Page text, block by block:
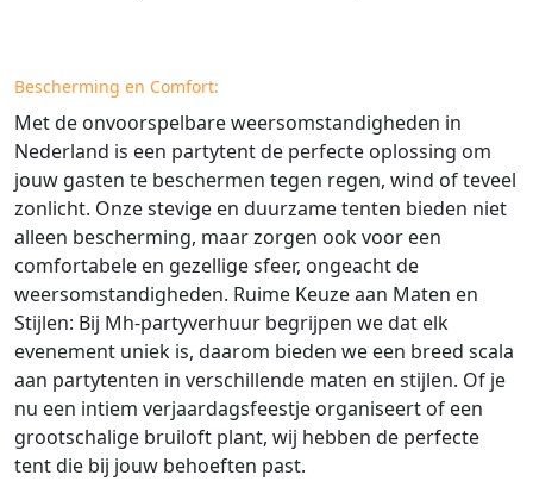
Bescherming en Comfort:
Met de onvoorspelbare weersomstandigheden in
Nederland is een partytent de perfecte oplossing om
jouw gasten te beschermen tegen regen, wind of teveel
zonlicht. Onze stevige en duurzame tenten bieden niet
alleen bescherming, maar zorgen ook voor een
comfortabele en gezellige sfeer, ongeacht de
weersomstandigheden. Ruime Keuze aan Maten en
Stijlen: Bij Mh-partyverhuur begrijpen we dat elk
evenement uniek is, daarom bieden we een breed scala
aan partytenten in verschillende maten en stijlen. Of je
nu een intiem verjaardagsfeestje organiseert of een
grootschalige bruiloft plant, wij hebben de perfecte
tent die bij jouw behoeften past.